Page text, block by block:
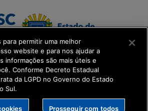
Executiva de Transformação
para permitir uma melhor
website e para nos ajudar a
informações são mais úteis e
Conforme Decreto Estadual
da LGPD no Governo do Estado
Sul.
Prosseguir com todos